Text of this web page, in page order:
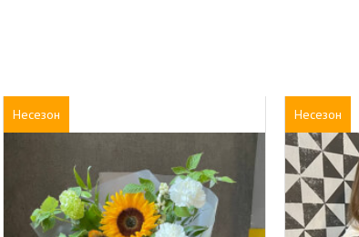
Несезон Несезон